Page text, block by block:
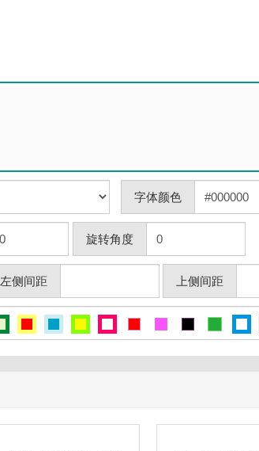
字体颜色
旋转角度
左侧间距 上侧间距